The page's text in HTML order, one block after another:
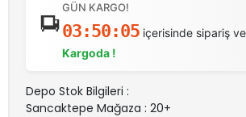
GÜN KARGO!
03:50:05içerisinde sipariş
Kargoda !
Depo Stok Bilgileri :
Sancaktepe Mağaza : 20+